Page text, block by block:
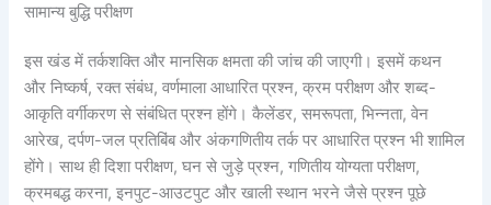
सामान्य बुद्धि परीक्षण
इस खंड में तर्कशक्ति और मानसिक क्षमता की जांच की जाएगी। इसमें कथन
और निष्कर्ष, रक्त संबंध, वर्णमाला आधारित प्रश्न, क्रम परीक्षण और शब्द-
आकृति वर्गीकरण से संबंधित प्रश्न होंगे। कैलेंडर, समरूपता, भिन्नता, वेन
आरेख, दर्पण-जल प्रतिबिंब और अंकगणितीय तर्क पर आधारित प्रश्न भी शामिल
होंगे। साथ ही दिशा परीक्षण, घन से जुड़े प्रश्न, गणितीय योग्यता परीक्षण,
क्रमबद्ध करना, इनपुट-आउटपुट और खाली स्थान भरने जैसे प्रश्न पूछे